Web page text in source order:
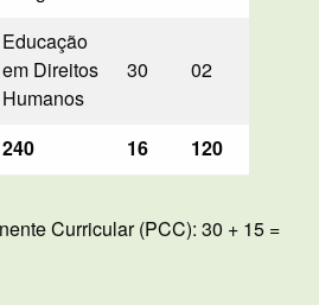
Educação
em Direitos
Humanos
30 02
240 16 120
Curricular (PCC): 30 + 15 =